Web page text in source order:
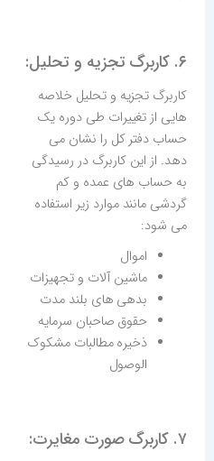
۶. کاربرگ تجزیه و تحلیل:
کاربرگ تجزیه و تحلیل خلاصه
هایی از تغییرات طی دوره یک
حساب دفتر کل را نشان می
دهد. از این کاربرگ در رسیدگی
به حساب های عمده و کم
گردشی مانند موارد زیر استفاده
می شود:
اموال
ماشین آلات و تجهیزات
بدهی های بلند مدت
حقوق صاحبان سرمایه
ذخیره مطالبات مشکوک
الوصول
۷. کاربرگ صورت مغایرت: